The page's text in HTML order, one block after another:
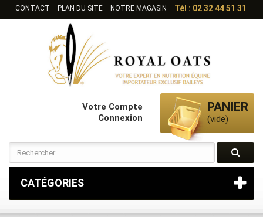
CONTACT PLAN DU SITE NOTRE MAGASIN Tél : 02 32 44 51 31
PANIER
(vide)
Votre Compte
Connexion
CATÉGORIES